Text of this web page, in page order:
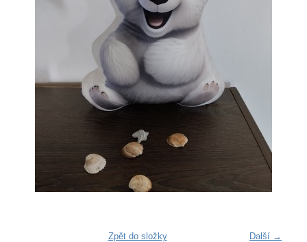
Další →
Zpět do složky